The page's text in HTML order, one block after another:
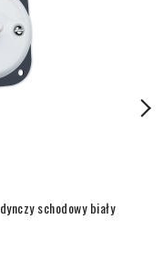
schodowy biały